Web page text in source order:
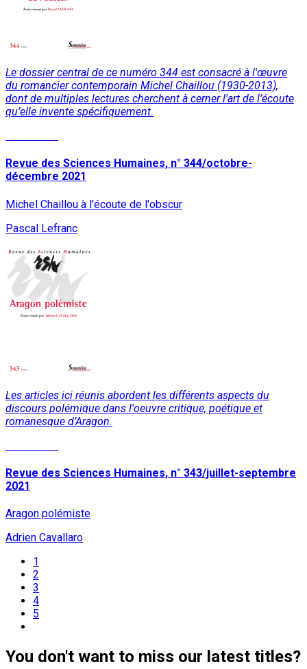
Le dossier central de ce numéro 344 est consacré à l'œuvre
du romancier contemporain Michel Chaillou (1930-2013),
dont de multiples lectures cherchent à cerner l'art de l’écoute
qu’elle invente spécifiquement.
Revue des Sciences Humaines, n° 344/octobre-
décembre 2021
Michel Chaillou à l'écoute de l'obscur
Pascal Lefranc
Les articles ici réunis abordent les différents aspects du
discours polémique dans l'oeuvre critique, poétique et
romanesque d’Aragon.
Revue des Sciences Humaines, n° 343/juillet-septembre
2021
Aragon polémiste
Adrien Cavallaro
1
2
3
4
5
You don't want to miss our latest titles?